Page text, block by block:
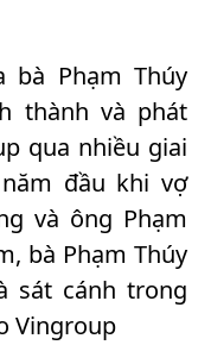
bà Phạm Thúy
thành và phát
qua nhiều giai
đầu khi vợ
và ông Phạm
bà Phạm Thúy
sát cánh trong
Vingroup